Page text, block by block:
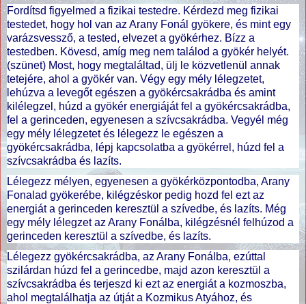
Fordítsd figyelmed a fizikai testedre. Kérdezd meg fizikai
testedet, hogy hol van az Arany Fonál gyökere, és mint egy
varázsvessző, a tested, elvezet a gyökérhez. Bízz a
testedben. Kövesd, amíg meg nem találod a gyökér helyét.
(szünet) Most, hogy megtaláltad, ülj le közvetlenül annak
tetejére, ahol a gyökér van. Végy egy mély lélegzetet,
lehúzva a levegőt egészen a gyökércsakrádba és amint
kilélegzel, húzd a gyökér energiáját fel a gyökércsakrádba,
fel a gerinceden, egyenesen a szívcsakrádba. Vegyél még
egy mély lélegzetet és lélegezz le egészen a
gyökércsakrádba, lépj kapcsolatba a gyökérrel, húzd fel a
szívcsakrádba és lazíts.
Lélegezz mélyen, egyenesen a gyökérközpontodba, Arany
Fonalad gyökerébe, kilégzéskor pedig hozd fel ezt az
energiát a gerinceden keresztül a szívedbe, és lazíts. Még
egy mély lélegzet az Arany Fonálba, kilégzésnél felhúzod a
gerinceden keresztül a szívedbe, és lazíts.
Lélegezz gyökércsakrádba, az Arany Fonálba, ezúttal
szilárdan húzd fel a gerincedbe, majd azon keresztül a
szívcsakrádba és terjeszd ki ezt az energiát a kozmoszba,
ahol megtalálhatja az útját a Kozmikus Atyához, és